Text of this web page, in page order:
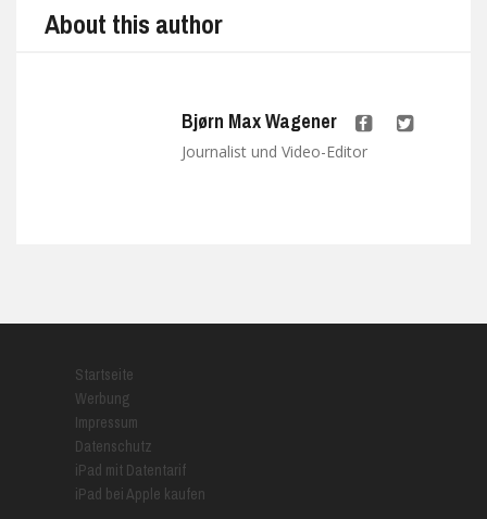
About this author
Bjørn Max Wagener
Journalist und Video-Editor
Startseite
Werbung
Impressum
Datenschutz
iPad mit Datentarif
iPad bei Apple kaufen